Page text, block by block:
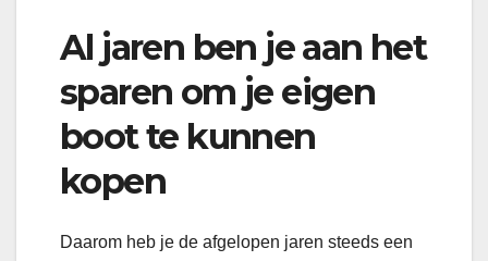
Al jaren ben je aan het
sparen om je eigen
boot te kunnen
kopen
Daarom heb je de afgelopen jaren steeds een